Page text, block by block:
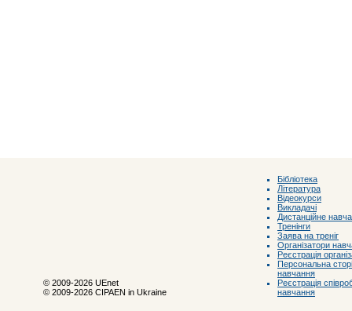
© 2009-2026 UEnet
© 2009-2026 CIPAEN in Ukraine
Бібліотека
Література
Відеокурси
Викладачі
Дистанційне
Тренінги
Заява на треніг
Організатори
Реєстрація
Персональна
навчання
Реєстрація
навчання